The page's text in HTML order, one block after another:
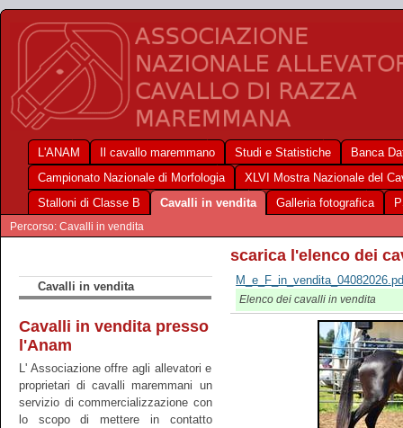
L'ANAM Il cavallo maremmano Studi e Statistiche
Banca
Campionato Nazionale di Morfologia
XLVI Mostra Nazionale del
Stalloni di Classe B
Cavalli in vendita Galleria fotografica
Percorso: Cavalli in vendita
Cavalli in vendita
Cavalli in vendita presso
l'Anam
L' Associazione offre agli allevatori e
proprietari di cavalli maremmani un
servizio di commercializzazione con
lo scopo di mettere in contatto
scarica l'elenco dei
Elenco dei cavalli in vendita